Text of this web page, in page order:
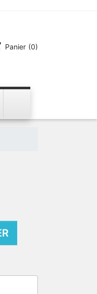
Panier (0)